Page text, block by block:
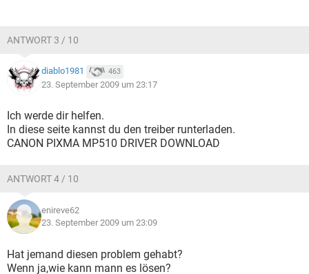
ANTWORT 3 / 10
diablo1981 463
23. September 2009 um 23:17
Ich werde dir helfen.
In diese seite kannst du den treiber runterladen.
CANON PIXMA MP510 DRIVER DOWNLOAD
ANTWORT 4 / 10
enireve62
23. September 2009 um 23:09
Hat jemand diesen problem gehabt?
Wenn ja,wie kann mann es lösen?